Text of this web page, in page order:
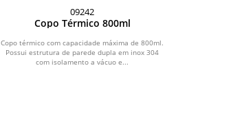
09242
Copo Térmico 800ml
Copo térmico com capacidade máxima de 800ml.
Possui estrutura de parede dupla em inox 304
com isolamento a vácuo e...